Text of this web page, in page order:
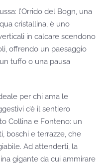
l’Orrido del Bogn, una
cristallina, è uno
in calcare scendono
offrendo un paesaggio
tuffo o una pausa
per chi ama le
c’è il sentiero
Collina e Fonteno: un
boschi e terrazze, che
Ad attenderti, la
gigante da cui ammirare